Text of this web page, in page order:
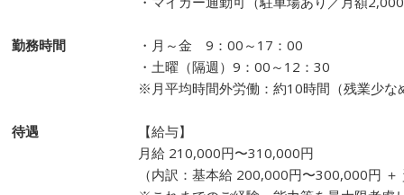
勤務時間
待遇
・月～金 9：00～17：00
・土曜（隔週）9：00～12：30
※月平均時間外労働：約10時間（残業少な
【給与】
月給 210,000円〜310,000円
（内訳：基本給 200,000円〜300,000円